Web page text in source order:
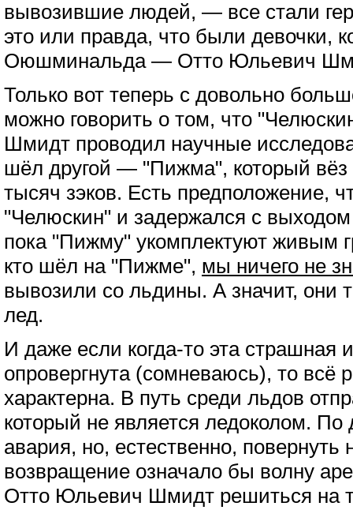
вывозившие людей, — все стали
это или правда, что были девочки,
Оюшминальда — Отто Юльевич
Только вот теперь с довольно
можно говорить о том, что
Шмидт проводил научные
шёл другой — "Пижма", который вёз
тысяч зэков. Есть предположение,
"Челюскин" и задержался с
пока "Пижму" укомплектуют живым
кто шёл на "Пижме", мы ничего не
вывозили со льдины. А значит, они
лед.
И даже если когда-то эта страшная
опровергнута (сомневаюсь), то всё
характерна. В путь среди льдов
который не является ледоколом. По
авария, но, естественно,
возвращение означало бы волну
Отто Юльевич Шмидт решиться на